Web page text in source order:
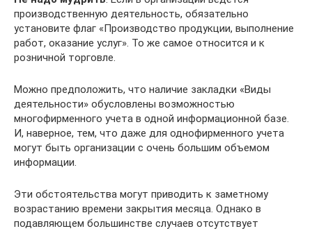
производственную деятельность, обязательно
установите флаг «Производство продукции, выполнение
работ, оказание услуг». То же самое относится и к
розничной торговле.
Можно предположить, что наличие закладки «Виды
деятельности» обусловлены возможностью
многофирменного учета в одной информационной базе.
И, наверное, тем, что даже для однофирменного учета
могут быть организации с очень большим объемом
информации.
Эти обстоятельства могут приводить к заметному
возрастанию времени закрытия месяца. Однако в
подавляющем большинстве случаев отсутствует